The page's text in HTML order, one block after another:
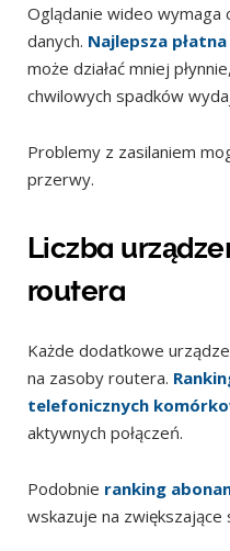
Oglądanie wideo wymaga
danych. Najlepsza
może działać mniej
chwilowych spadków
Problemy z zasilaniem
przerwy.
Liczba
routera
Każde dodatkowe
na zasoby routera.
telefonicznych
aktywnych połączeń.
Podobnie ranking
wskazuje na zwiększające